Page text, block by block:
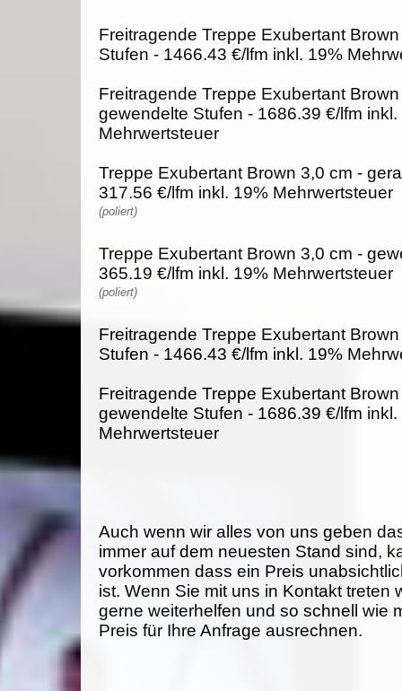
Freitragende Treppe Exubertant
Stufen - 1466.43 €/lfm inkl. 19%
Freitragende Treppe Exubertant
gewendelte Stufen - 1686.39 €/lfm inkl.
Mehrwertsteuer
Treppe Exubertant Brown 3,0 cm -
317.56 €/lfm inkl. 19% Mehrwertsteuer
(poliert)
Treppe Exubertant Brown 3,0 cm -
365.19 €/lfm inkl. 19% Mehrwertsteuer
(poliert)
Freitragende Treppe Exubertant
Stufen - 1466.43 €/lfm inkl. 19%
Freitragende Treppe Exubertant
gewendelte Stufen - 1686.39 €/lfm inkl.
Mehrwertsteuer
Auch wenn wir alles von uns geben
immer auf dem neuesten Stand sind,
vorkommen dass ein Preis
ist. Wenn Sie mit uns in Kontakt treten
gerne weiterhelfen und so schnell wie
Preis für Ihre Anfrage ausrechnen.